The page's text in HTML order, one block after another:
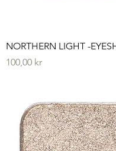
NORTHERN LIGHT -
Pris
100,00 kr